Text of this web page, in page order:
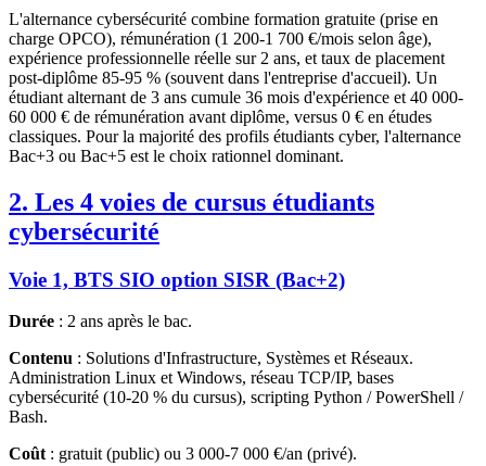
L'alternance cybersécurité combine formation gratuite (prise en
charge OPCO), rémunération (1 200-1 700 €/mois selon âge),
expérience professionnelle réelle sur 2 ans, et taux de placement
post-diplôme 85-95 % (souvent dans l'entreprise d'accueil). Un
étudiant alternant de 3 ans cumule 36 mois d'expérience et 40 000-
60 000 € de rémunération avant diplôme, versus 0 € en études
classiques. Pour la majorité des profils étudiants cyber, l'alternance
Bac+3 ou Bac+5 est le choix rationnel dominant.
2. Les 4 voies de cursus étudiants
cybersécurité
Voie 1, BTS SIO option SISR (Bac+2)
Durée : 2 ans après le bac.
Contenu : Solutions d'Infrastructure, Systèmes et Réseaux.
Administration Linux et Windows, réseau TCP/IP, bases
cybersécurité (10-20 % du cursus), scripting Python / PowerShell /
Bash.
Coût : gratuit (public) ou 3 000-7 000 €/an (privé).